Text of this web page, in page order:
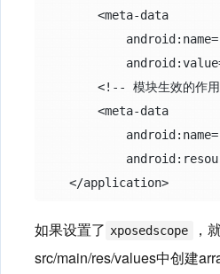
        <meta-data
<!-- 模块生效的作
        <meta-data
    </application>
如果设置了 xposedscope
，
src/main/res/values中创建